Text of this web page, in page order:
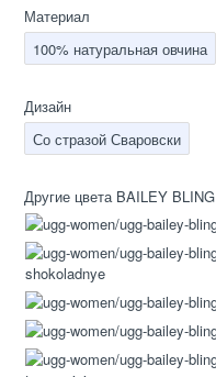
Материал
100% натуральная овчина
Дизайн
Со стразой Сваровски
Другие цвета BAILEY BLING